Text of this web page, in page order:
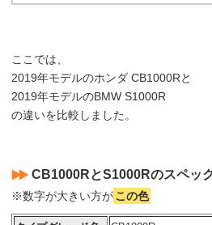
ここでは、
2019年モデルのホンダ CB1000Rと
2019年モデルのBMW S1000R
の違いを比較しました。
CB1000RとS1000Rのスペッ
※数字が大きい方がこの色